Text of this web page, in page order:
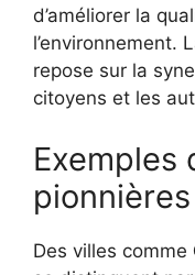
d’améliorer la
l’environnement.
repose sur la
citoyens et les
Exemples
pionnières
Des villes comme